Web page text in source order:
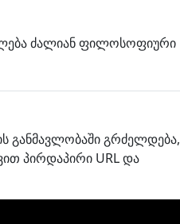
ძალიან ფილოსოფიური
განმავლობაში გრძელდება,
პირდაპირი URL და